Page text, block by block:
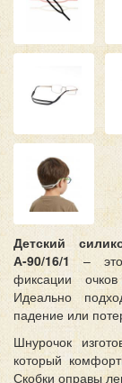
Детский
А-90/16/1 –
фиксации
Идеально
падение или
Шнурочок
который
Скобки оправы